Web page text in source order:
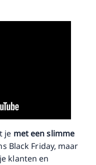
je met een slimme
Black Friday, maar
klanten en